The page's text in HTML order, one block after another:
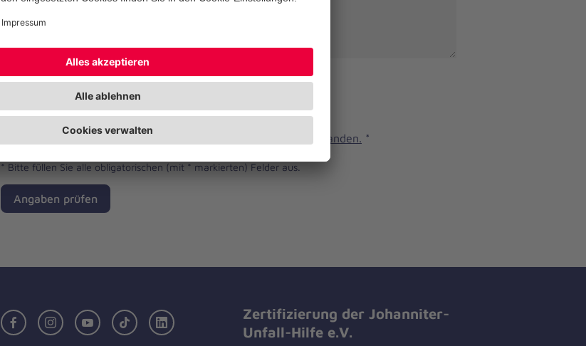
Dateien hinzufügen
Ich habe die Datenschutzbestimmungen gelesen und verstanden. *
* Bitte füllen Sie alle obligatorischen (mit * markierten) Felder aus.
Angaben prüfen
FacebookInstagramYoutubeTikTok LinkedIn
Zertifizierung der Johanniter-
Unfall-Hilfe e.V.